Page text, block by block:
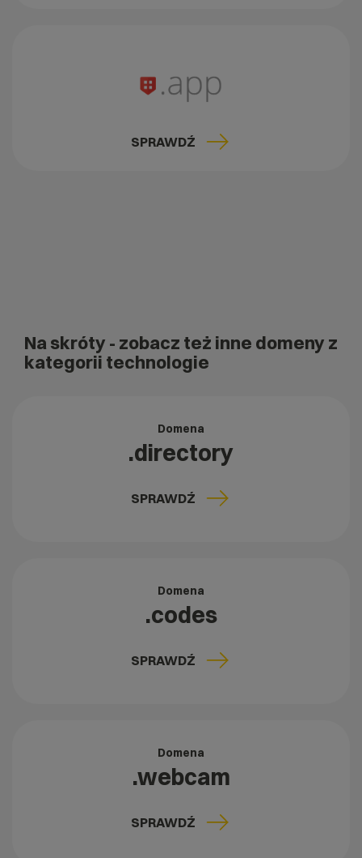
SPRAWDŹ
Na skróty - zobacz też inne domeny z
kategorii technologie
Domena
.directory
SPRAWDŹ
Domena
.codes
SPRAWDŹ
Domena
.webcam
SPRAWDŹ